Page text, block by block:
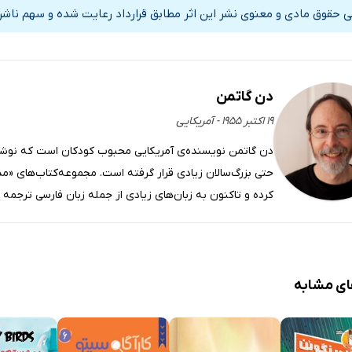
حقوق مادی و معنوی نشر این اثر مطابق قرارداد رعایت شده و سهم
دن گاتمن
۱۹ اکتبر ۱۹۵۵ - آمریکایی
دن گاتمن نویسنده‌ی آمریکایی محبوب کودکان است که
حتی بزرگ‌سالان زیادی قرار گرفته است. مجموعه‌‌کتاب‌های
کرده و تاکنون به زبان‌های زیادی از جمله زبان فارسی
مشابه